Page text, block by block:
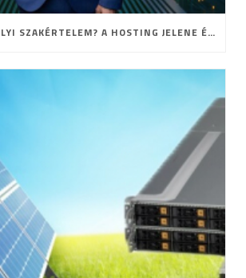
FELHŐ VAGY HELYI SZAKÉRTELEM? A HOSTING JELENE ÉS JÖVŐJE